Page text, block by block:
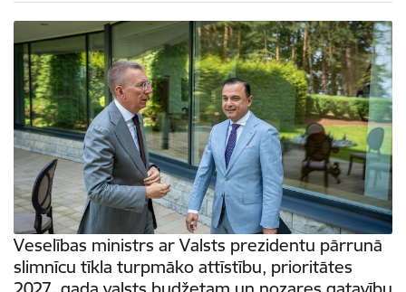
Veselības ministrs ar Valsts prezidentu pārrunā
slimnīcu tīkla turpmāko attīstību, prioritātes